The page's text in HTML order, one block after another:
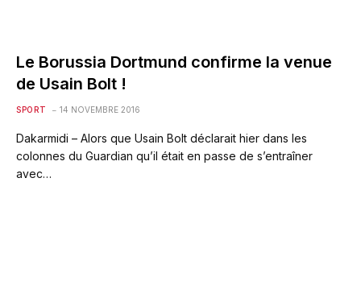
Le Borussia Dortmund confirme la venue
de Usain Bolt !
SPORT 14 NOVEMBRE 2016
Dakarmidi – Alors que Usain Bolt déclarait hier dans les
colonnes du Guardian qu’il était en passe de s’entraîner
avec…